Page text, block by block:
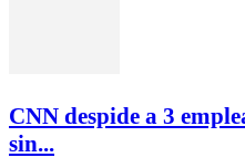
CNN despide a 3
sin...